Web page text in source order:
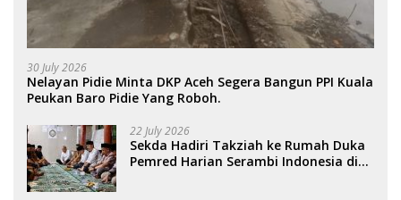
30 July 2026
Nelayan Pidie Minta DKP Aceh Segera Bangun PPI Kuala
Peukan Baro Pidie Yang Roboh.
22 July 2026
Sekda Hadiri Takziah ke Rumah Duka
Pemred Harian Serambi Indonesia di